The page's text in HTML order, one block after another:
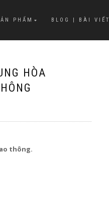
PHẨM BLOG | BÀI VIẾT
HÒA
thông.